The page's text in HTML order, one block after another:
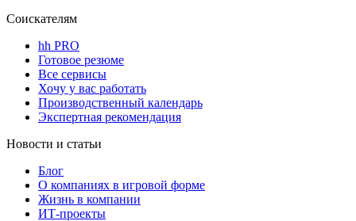
Соискателям
hh PRO
Готовое резюме
Все сервисы
Хочу у вас работать
Производственный календарь
Экспертная рекомендация
Новости и статьи
Блог
О компаниях в игровой форме
Жизнь в компании
ИТ-проекты